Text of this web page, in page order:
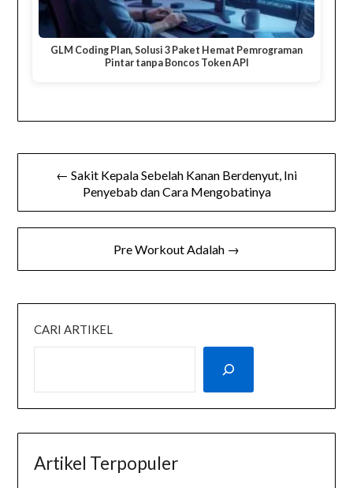
GLM Coding Plan, Solusi 3 Paket Hemat Pemrograman
Pintar tanpa Boncos Token API
Navigasi
← Sakit Kepala Sebelah Kanan Berdenyut, Ini
Penyebab dan Cara Mengobatinya
Pre Workout Adalah →
CARI ARTIKEL
Artikel Terpopuler